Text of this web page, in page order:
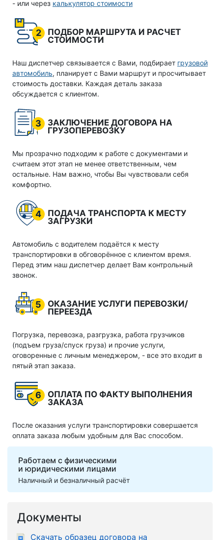
- или через калькулятор стоимости
2
ПОДБОР МАРШРУТА И РАСЧЕТ
СТОИМОСТИ
Наш диспетчер связывается с Вами, подбирает грузовой
автомобиль, планирует с Вами маршрут и просчитывает
стоимость доставки. Каждая деталь заказа
обсуждается с клиентом.
3
ЗАКЛЮЧЕНИЕ ДОГОВОРА НА
ГРУЗОПЕРЕВОЗКУ
Мы прозрачно подходим к работе с документами и
считаем этот этап не менее ответственным, чем
остальные. Нам важно, чтобы Вы чувствовали себя
комфортно.
4
ПОДАЧА ТРАНСПОРТА К МЕСТУ
ЗАГРУЗКИ
Автомобиль с водителем подаётся к месту
транспортировки в обговорённое с клиентом время.
Перед этим наш диспетчер делает Вам контрольный
звонок.
5
ОКАЗАНИЕ УСЛУГИ ПЕРЕВОЗКИ/
ПЕРЕЕЗДА
Погрузка, перевозка, разгрузка, работа грузчиков
(подъем груза/спуск груза) и прочие услуги,
оговоренные с личным менеджером, - все это входит в
пятый этап заказа.
6
ОПЛАТА ПО ФАКТУ ВЫПОЛНЕНИЯ
ЗАКАЗА
После оказания услуги транспортировки совершается
оплата заказа любым удобным для Вас способом.
Работаем с физическими
и юридическими лицами
Наличный и безналичный расчёт
Документы
Скачать образец договора на